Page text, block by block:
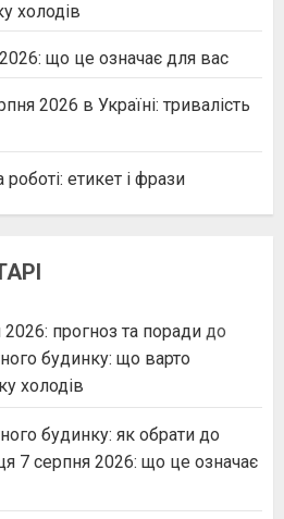
холодів
що це означає для вас
2026 в Україні: тривалість
етикет і фрази
2026: прогноз та поради до
будинку: що варто
холодів
будинку: як обрати до
7 серпня 2026: що це означає